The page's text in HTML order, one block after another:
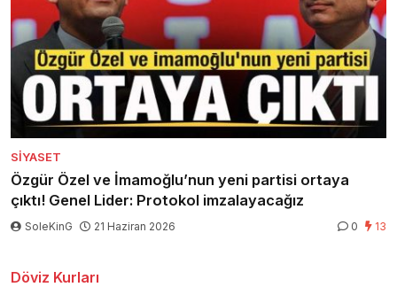
SIYASET
Özgür Özel ve İmamoğlu’nun yeni partisi ortaya
çıktı! Genel Lider: Protokol imzalayacağız
SoleKinG 21 Haziran 2026 0 13
Döviz Kurları